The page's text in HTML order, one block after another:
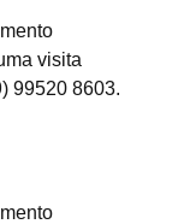
visita
99520 8603.